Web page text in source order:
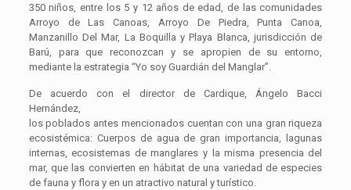
350 niños, entre los 5 y 12 años de edad, de las comunidades
Arroyo de Las Canoas, Arroyo De Piedra, Punta Canoa,
Manzanillo Del Mar, La Boquilla y Playa Blanca, jurisdicción de
Barú, para que reconozcan y se apropien de su entorno,
mediante la estrategia “Yo soy Guardián del Manglar”.
De acuerdo con el director de Cardique, Ángelo Bacci
Hernández,
los poblados antes mencionados cuentan con una gran riqueza
ecosistémica: Cuerpos de agua de gran importancia, lagunas
internas, ecosistemas de manglares y la misma presencia del
mar, que las convierten en hábitat de una variedad de especies
de fauna y flora y en un atractivo natural y turístico.